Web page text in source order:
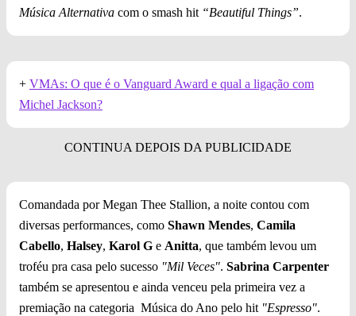
Música Alternativa com o smash hit “Beautiful Things”.
+ VMAs: O que é o Vanguard Award e qual a ligação com
Michel Jackson?
Comandada por Megan Thee Stallion, a noite contou com
diversas performances, como Shawn Mendes, Camila
Cabello, Halsey, Karol G e Anitta, que também levou um
troféu pra casa pelo sucesso "Mil Veces". Sabrina Carpenter
também se apresentou e ainda venceu pela primeira vez a
premiação na categoria Música do Ano pelo hit "Espresso".